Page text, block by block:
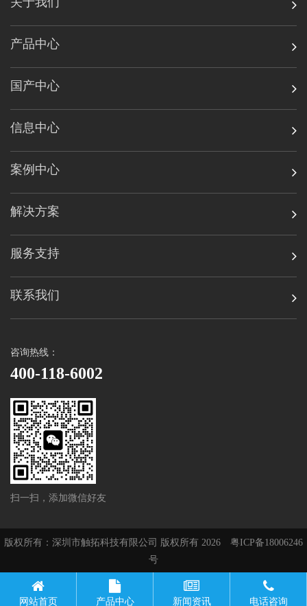
产品中心
国产中心
信息中心
案例中心
解决方案
服务支持
联系我们
咨询热线：
400-118-6002
扫一扫，添加微信好友
版权所有：深圳市触拓科技有限公司 版权所有 2026 粤ICP备18006246
号
网站首页 产品中心 新闻资讯 电话咨询